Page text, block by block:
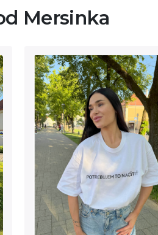
Mersinka